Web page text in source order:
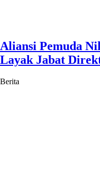
Aliansi Pemuda
Layak Jabat
Berita